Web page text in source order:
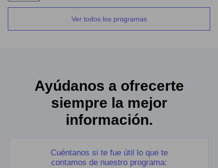
Ver todos los programas
Ayúdanos a ofrecerte
siempre la mejor
información.
Cuéntanos si te fue útil lo que te
contamos de nuestro programa: